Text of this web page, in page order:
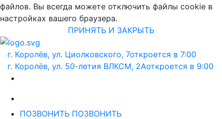
файлов. Вы всегда можете отключить файлы cookie в
настройках вашего браузера.
ПРИНЯТЬ И ЗАКРЫТЬ
г. Королёв, ул. Циолковского, 7откроется в 7:00
г. Королёв, ул. 50-летия ВЛКСМ, 2Аоткроется в 9:00
ПОЗВОНИТЬ ПОЗВОНИТЬ